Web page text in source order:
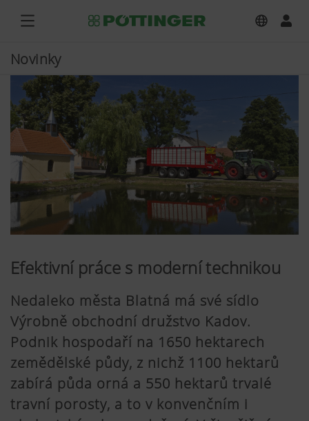
Novinky
Efektivní práce s moderní technikou
Nedaleko města Blatná má své sídlo
Výrobně obchodní družstvo Kadov.
Podnik hospodaří na 1650 hektarech
zemědělské půdy, z nichž 1100 hektarů
zabírá půda orná a 550 hektarů trvalé
travní porosty, a to v konvenčním i